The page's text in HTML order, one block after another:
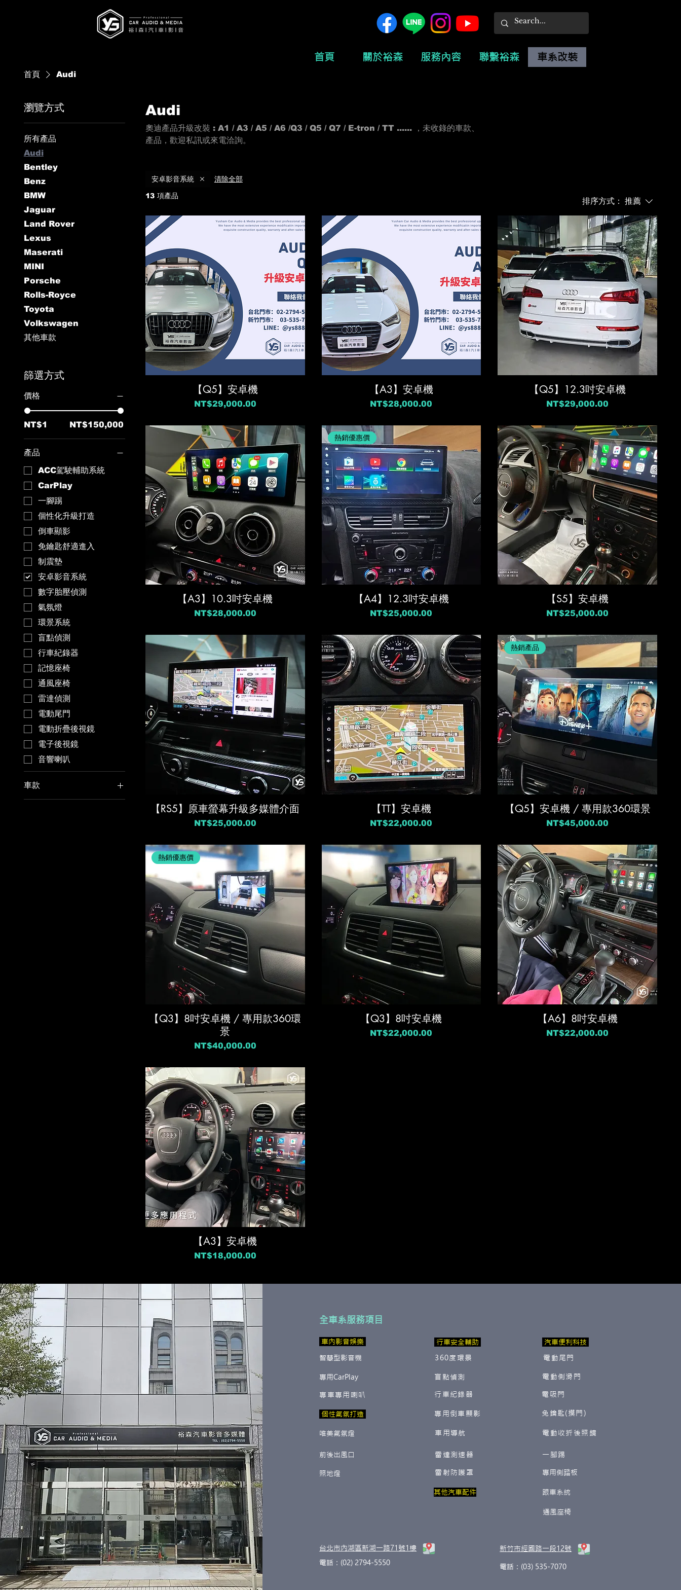
首頁 關於裕森 服務內容 聯繫裕森 車系改裝
首頁 Audi
瀏覽方式
所有產品
Audi
Bentley
Benz
BMW
Jaguar
Land Rover
Lexus
Maserati
MINI
Porsche
Rolls-Royce
Toyota
Volkswagen
其他車款
篩選方式
價格
NT$1 NT$150,000
產品
ACC駕駛輔助系統
CarPlay
一腳踢
個性化升級打造
倒車顯影
免鑰匙舒適進入
制震墊
安卓影音系統
數字胎壓偵測
氣氛燈
環景系統
盲點偵測
行車紀錄器
記憶座椅
通風座椅
雷達偵測
電動尾門
電動折疊後視鏡
電子後視鏡
音響喇叭
車款
Audi
奧迪產品升級改裝 : A1 / A3 / A5 / A6 /Q3 / Q5 / Q7 / E-tron / TT ...... ，未收錄的車款、
產品，歡迎私訊或來電洽詢。
安卓影音系統 清除全部
13 項產品
排序方式： 推薦
【Q5】安卓機
價格
NT$29,000.00
【A3】安卓機
價格
NT$28,000.00
【Q5】12.3吋安卓機
價格
NT$29,000.00
【A3】10.3吋安卓機
價格
NT$28,000.00
熱銷優惠價
【A4】12.3吋安卓機
價格
NT$25,000.00
【S5】安卓機
價格
NT$25,000.00
【RS5】原車螢幕升級多媒體介面
價格
NT$25,000.00
【TT】安卓機
價格
NT$22,000.00
熱銷產品
【Q5】安卓機 / 專用款360環景
價格
NT$45,000.00
熱銷優惠價
【Q3】8吋安卓機 / 專用款360環
景
價格
NT$40,000.00
【Q3】8吋安卓機
價格
NT$22,000.00
【A6】8吋安卓機
價格
NT$22,000.00
【A3】安卓機
價格
NT$18,000.00
全車系服務項目
​ 車內影音娛樂
智慧型影音機
行車安全輔助
360度環景
專用CarPlay
專車專用喇叭
盲點偵測
行車紀錄器
專用倒車顯影
​ 個性氣氛打造
唯美氣氛燈 車用導航
汽車便利科技
電動尾門
電動側滑門
電吸門
免鑰匙(摸門)
電動收折後照鏡
前後出風口 雷達測速器
照地燈 雷射防護罩
一腳踢
​專用側踏板
跟車系統
​其他汽車配件
通風座椅
​台北市內湖區新湖一路71號1樓
電話：(02) 2794-5550
新竹市經國路一段12號
電話：(03) 535-7070